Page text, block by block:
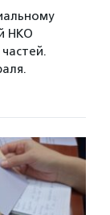
НКО